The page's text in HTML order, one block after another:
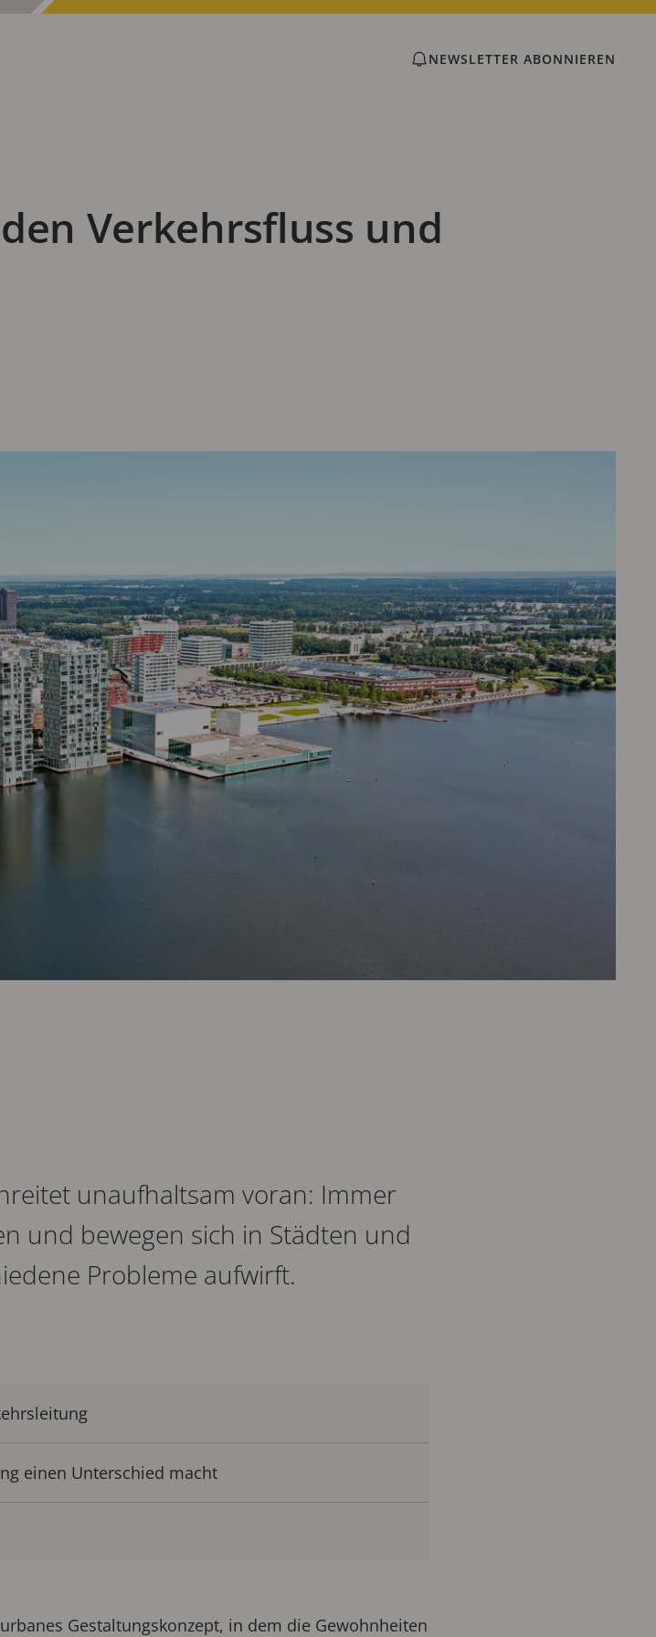
NEWSLETTER ABONNIEREN
Verkehrsfluss und
unaufhaltsam voran: Immer
und bewegen sich in Städten und
Probleme aufwirft.
einen Unterschied macht
Gestaltungskonzept, in dem die Gewohnheiten